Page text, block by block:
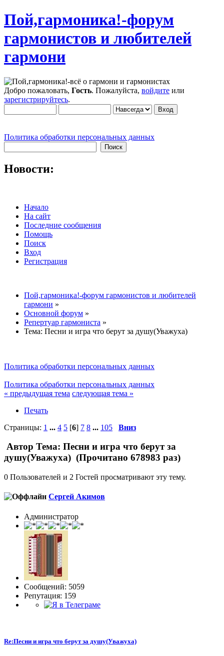
Пой,гармоника!-форум
гармонистов и любителей
гармони
Добро пожаловать, Гость. Пожалуйста, войдите или
зарегистрируйтесь.
Политика обработки персональных данных
Новости:
Начало
На сайт
Последние сообщения
Помощь
Поиск
Вход
Регистрация
Пой,гармоника!-форум гармонистов и любителей
гармони »
Основной форум »
Репертуар гармониста »
Тема: Песни и игра что берут за душу(Уважуха)
Политика обработки персональных данных
Политика обработки персональных данных
« предыдущая тема следующая тема »
Печать
Страницы: 1 ... 4 5 [6] 7 8 ... 105 Вниз
Автор Тема: Песни и игра что берут за
душу(Уважуха) (Прочитано 678983 раз)
0 Пользователей и 2 Гостей просматривают эту тему.
Сергей Акимов
Администратор
Сообщений: 5059
Репутация: 159
Re:Песни и игра что берут за душу(Уважуха)